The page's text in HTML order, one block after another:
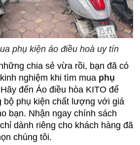
phụ kiện áo điều hoà uy tín
chia sẻ vừa rồi, bạn đã có
nghiệm khi tìm mua phụ
Hãy đến Áo điều hòa KITO để
phụ kiện chất lượng với giá
bạn. Nhận ngay chính sách
dành riêng cho khách hàng đã
chúng tôi.